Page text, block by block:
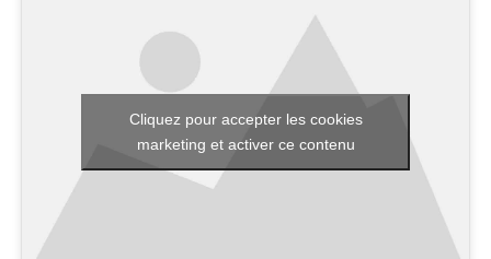
Cliquez pour accepter les cookies
marketing et activer ce contenu